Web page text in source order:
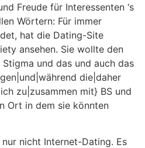
Freude für Interessenten ‘s
Wörtern: Für immer
hat die Dating-Site
ansehen. Sie wollte den
und das und auch das
die|daher
zu|zusammen mit} BS und
Ort in dem sie könnten
nicht Internet-Dating. Es